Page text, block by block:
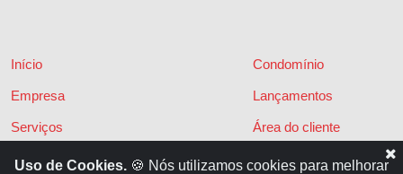
Início
Empresa
Serviços
Financiamentos
Condomínio
Lançamentos
Área do cliente
Políticas de privacidade
Uso de Cookies. 🍪 Nós utilizamos cookies para melhorar